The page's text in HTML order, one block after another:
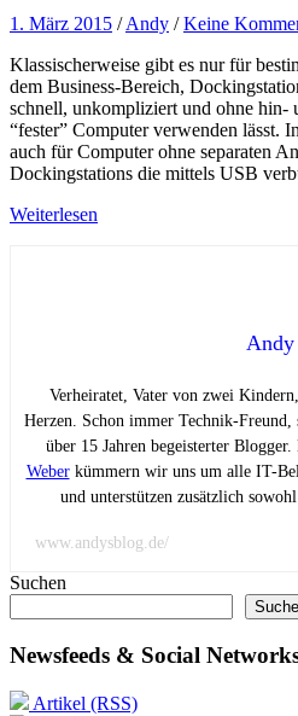
1. März 2015 /Andy /Keine
Klassischerweise gibt es nur für
dem Business-Bereich,
schnell, unkompliziert und ohne hin-
“fester” Computer verwenden lässt.
auch für Computer ohne separaten
Dockingstations die mittels USB
Weiterlesen
Andy
Verheiratet, Vater von zwei
Herzen. Schon immer Technik-
über 15 Jahren begeisterter
Weberkümmern wir uns um alle IT-
und unterstützen zusätzlich
www.andysblog.de/
Suchen
Newsfeeds & Social
Artikel (RSS)